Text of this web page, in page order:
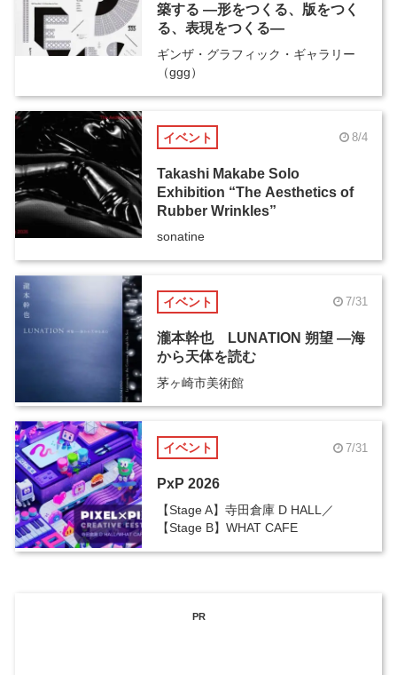
築する ―形をつくる、版をつく
る、表現をつくる―
ギンザ・グラフィック・ギャラリー
（ggg）
イベント 8/4
Takashi Makabe Solo
Exhibition “The Aesthetics of
Rubber Wrinkles”
sonatine
イベント 7/31
瀧本幹也 LUNATION 朔望 ―海
から天体を読む
茅ヶ崎市美術館
イベント 7/31
PxP 2026
【Stage A】寺田倉庫 D HALL／
【Stage B】WHAT CAFE
PR